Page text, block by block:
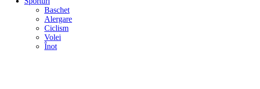
Baschet
Alergare
Ciclism
Volei
Înot